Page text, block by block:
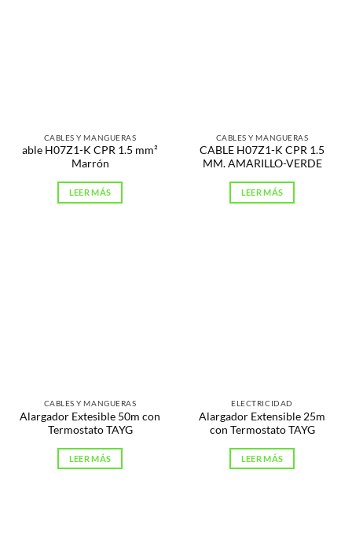
CABLES Y MANGUERAS
able H07Z1-K CPR 1.5 mm²
Marrón
LEER MÁS
CABLES Y MANGUERAS
CABLE H07Z1-K CPR 1.5
MM. AMARILLO-VERDE
LEER MÁS
CABLES Y MANGUERAS
Alargador Extesible 50m con
Termostato TAYG
LEER MÁS
ELECTRICIDAD
Alargador Extensible 25m
con Termostato TAYG
LEER MÁS